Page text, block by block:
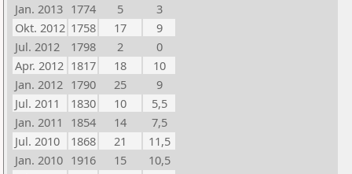
Jan. 2013 1774 5
3
Okt. 2012 1758 17
9
Jul. 2012
1798 2
0
Apr. 2012 1817 18
10
Jan. 2012 1790 25
9
Jul. 2011
1830 10
5,5
Jan. 2011
1854 14
7,5
Jul. 2010
1868 21
11,5
Jan. 2010 1916 15
10,5